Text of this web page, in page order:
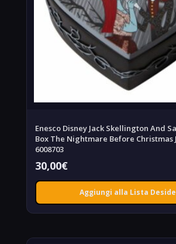
Enesco Disney Jack Skellington And
Box The Nightmare Before Christmas
6008703
30,00€
Aggiungi alla Lista